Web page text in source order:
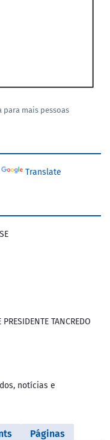
para mais pessoas
Translate
TANCREDO
notícias e
Páginas